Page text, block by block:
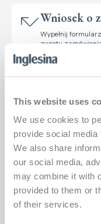
This website uses
We use cookies to
provide social
We also share
our social media,
may combine it with
provided to them or
of their services.
Wniosek o
Wypełnij
zwrotu
Samouczki
Zbiór poradników
produktów
Numer
Uprzejmie
celów obsługi
numerem